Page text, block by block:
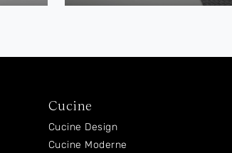
Cucine
Cucine Design
Cucine Moderne